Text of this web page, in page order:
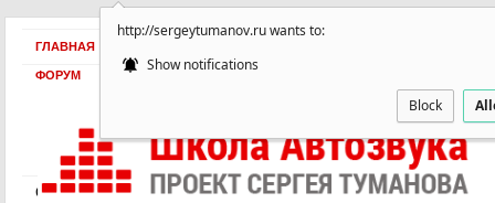
http://sergeytumanov.ru wants to:
Show notifications
Block
ГЛАВНАЯ
ФОРУМ
Статьи и видео Интервью Как оплатить? Заработать!